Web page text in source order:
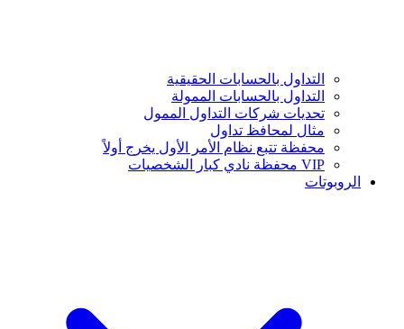
التداول بالحسابات الحقيقية
التداول بالحسابات الممولة
تحديات شركات التداول الممول
مثال لمحافظ تداول
محفظة تتبع نظام الأمر الأول يخرج أولاً
VIP محفظة نادي كبار الشخصيات
الروبوتات